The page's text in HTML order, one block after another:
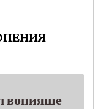
вопияше